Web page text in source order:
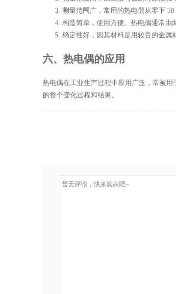
测量范围广，常用的热电偶从零下
构造简单，使用方便。热电偶通常由
稳定性好，因其材料是用较贵的金属
六、热电偶的应用
热电偶在工业生产过程中应用广泛，常被
的整个变化过程和结果。